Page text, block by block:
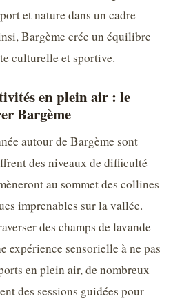
et nature dans un cadre
Bargème crée un équilibre
culturelle et sportive.
en plein air : le
Bargème
autour de Bargème sont
des niveaux de difficulté
au sommet des collines
imprenables sur la vallée.
des champs de lavande
expérience sensorielle à ne pas
en plein air, de nombreux
des sessions guidées pour